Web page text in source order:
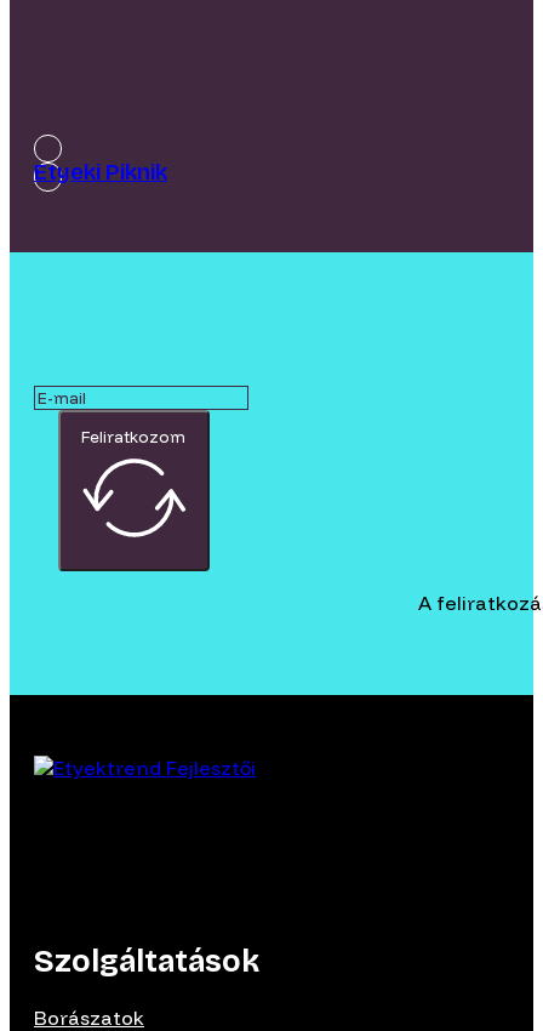
Etyeki Piknik
Feliratkozom
A
Szolgáltatások
Borászatok